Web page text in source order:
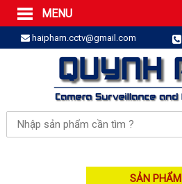
MENU
Trang Chủ
Sản phẩm
SẢN PHẨM TRỌN GÓI
LẮP BÁO TRỘM TRỌN GÓI
LẮP CAMERA TRỌN GÓI
Camera IP
Camera IP KBVISION
haipham.cctv@gmail.com
SẢN PHẨM